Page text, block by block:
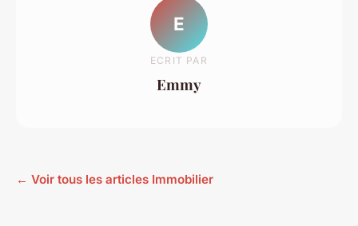
E
ECRIT PAR
Emmy
← Voir tous les articles Immobilier